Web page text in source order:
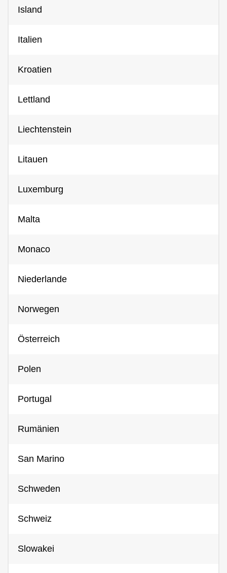
Island
Italien
Kroatien
Lettland
Liechtenstein
Litauen
Luxemburg
Malta
Monaco
Niederlande
Norwegen
Österreich
Polen
Portugal
Rumänien
San Marino
Schweden
Schweiz
Slowakei